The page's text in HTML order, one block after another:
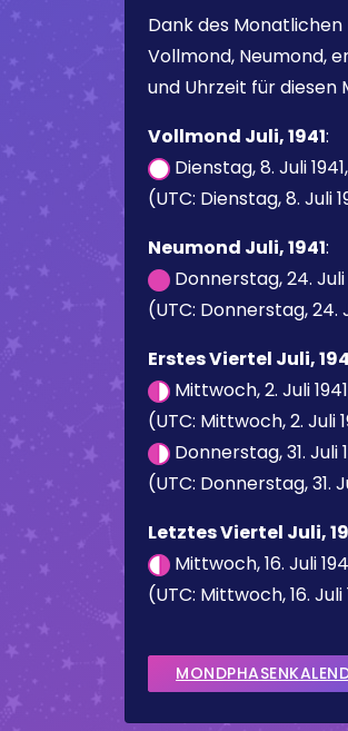
Dank des
Vollmond, Neumond,
und Uhrzeit für diesen
Vollmond Juli, 1941:
Dienstag, 8. Juli
(UTC: Dienstag, 8. Juli
Neumond Juli, 1941:
Donnerstag, 24. Juli
(UTC: Donnerstag, 24.
Erstes Viertel Juli,
Mittwoch, 2. Juli
(UTC: Mittwoch, 2. Juli
Donnerstag, 31. Juli
(UTC: Donnerstag, 31.
Letztes Viertel Juli,
Mittwoch, 16. Juli
(UTC: Mittwoch, 16. Juli